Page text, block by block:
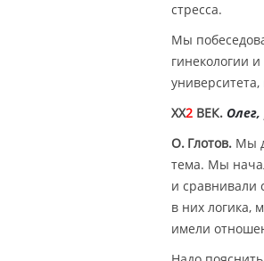
стресса.
Мы
гинекологии
университета,
XX2 ВЕК. Олег,
О. Глотов. Мы
тема. Мы
и сравнивали
в них логика,
имели